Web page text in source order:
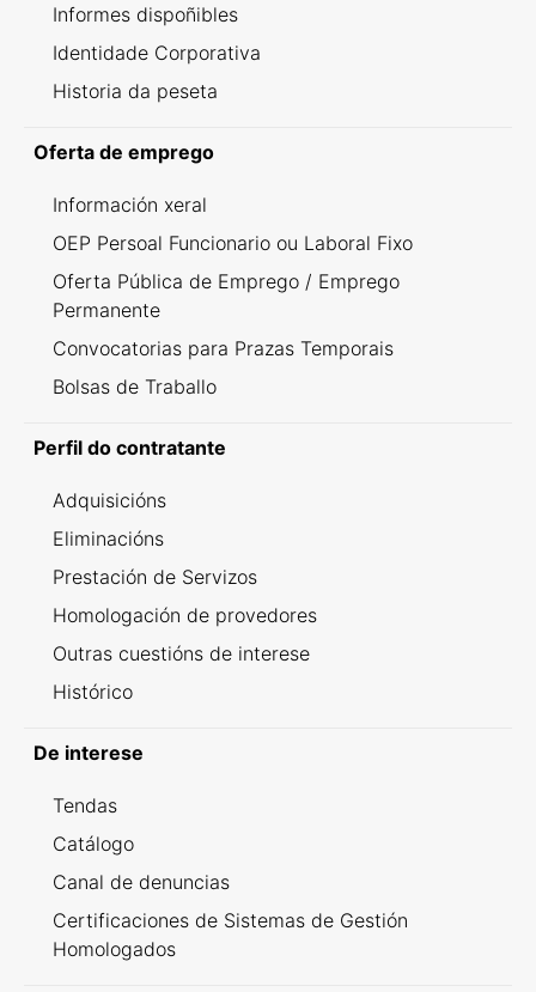
Informes dispoñibles
Identidade Corporativa
Historia da peseta
Oferta de emprego
Información xeral
OEP Persoal Funcionario ou Laboral Fixo
Oferta Pública de Emprego / Emprego
Permanente
Convocatorias para Prazas Temporais
Bolsas de Traballo
Perfil do contratante
Adquisicións
Eliminacións
Prestación de Servizos
Homologación de provedores
Outras cuestións de interese
Histórico
De interese
Tendas
Catálogo
Canal de denuncias
Certificaciones de Sistemas de Gestión
Homologados